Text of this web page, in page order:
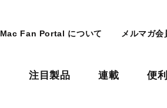
Mac Fan Portal について メルマガ会
注目製品 連載 便